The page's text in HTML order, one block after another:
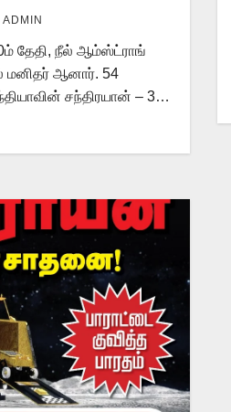
ADMIN
தேதி, நீல் ஆம்ஸ்ட்ராங்
மனிதர் ஆனார். 54
சந்திரயான் – 3…